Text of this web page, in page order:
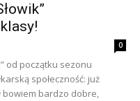
0
od początku sezonu
społeczność: już
bowiem bardzo dobre,